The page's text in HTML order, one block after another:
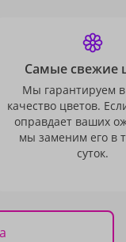
Самые свежие
Мы гарантируем
качество цветов.
оправдает ваших
мы заменим его в
суток.